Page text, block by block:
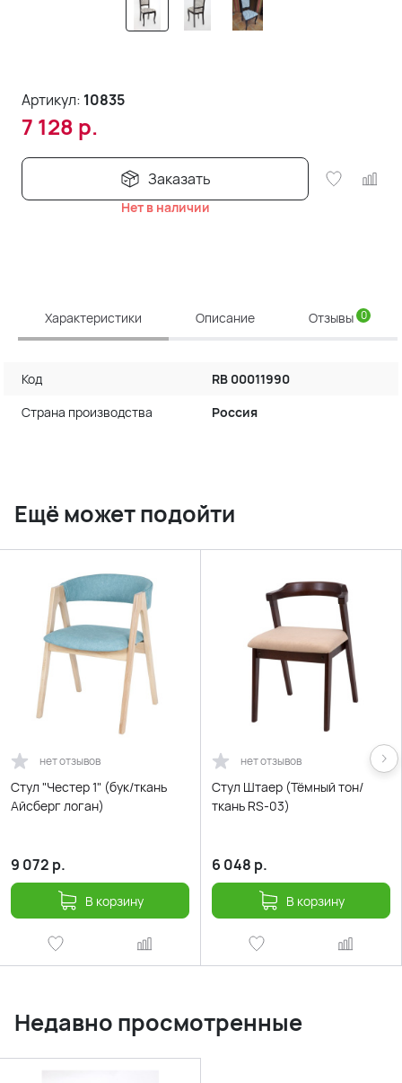
Артикул: 10835
7 128 р.
Заказать
Нет в наличии
Характеристики Описание Отзывы 0
Код
RB 00011990
Страна производства
Россия
Ещё может подойти
нет отзывов
Стул "Честер 1" (бук/ткань
Айсберг логан)
9 072 р.
В корзину
нет отзывов
Стул Штаер (Тёмный тон/
ткань RS-03)
6 048 р.
В корзину
Недавно просмотренные